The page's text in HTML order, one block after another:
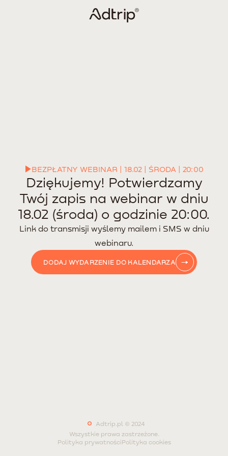
BEZPŁATNY WEBINAR | 18.02 | ŚRODA | 20:00
Dziękujemy! Potwierdzamy
Twój zapis na webinar w dniu
18.02 (środa) o godzinie 20:00.
Link do transmisji wyślemy mailem i SMS w dniu
webinaru.
DODAJ WYDARZENIE DO KALENDARZA
Adtrip.pl © 2024
Wszystkie prawa zastrzeżone.
Polityka prywatnościPolityka cookies